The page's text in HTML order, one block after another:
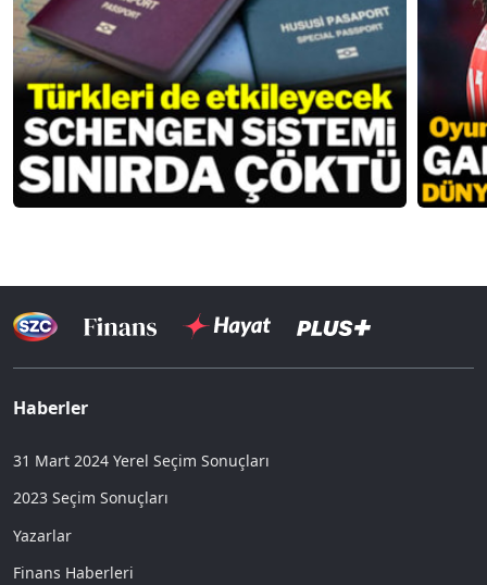
Haberler
31 Mart 2024 Yerel Seçim Sonuçları
2023 Seçim Sonuçları
Yazarlar
Finans Haberleri